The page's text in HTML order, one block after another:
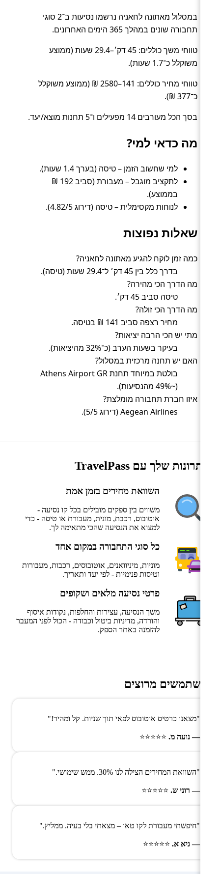
במסלול מאתונה לחאניה נרשמו נסיעות ב־2 סוגי
תחבורה שונים במהלך 365 הימים האחרונים.
טווחי משך כוללים: 45 דק׳–29.4 שעות (ממוצע
משוקלל כ־1.7 שעות).
טווחי מחיר כוללים: 141–2580 ₪ (ממוצע משוקלל
כ־377 ₪).
בסך הכל מעורבים 14 מפעילים ו־5 תחנות מוצא/יעד.
מה כדאי למי?
למי שחשוב הזמן – טיסה (בערך 1.4 שעות).
לתקציב מוגבל – מעבורת (סביב 192 ₪
בממוצע).
לנוחות מקסימלית – טיסה (דירוג 4.82/5).
שאלות נפוצות
כמה זמן לוקח להגיע מאתונה לחאניה?
בדרך כלל בין 45 דק׳ ל־29.4 שעות (טיסה).
מה הדרך הכי מהירה?
טיסה סביב 45 דק׳.
מה הדרך הכי זולה?
מחיר רצפה סביב 141 ₪ בטיסה.
מתי יש הכי הרבה יציאות?
בעיקר בשעות הערב (כ־32% מהיציאות).
האם יש תחנה מרכזית במסלול?
בולטת במיוחד תחנת Athens Airport GR
(~49% מהנסיעות).
איזו חברת תחבורה מומלצת?
Aegean Airlines (דירוג 5/5).
היתרונות שלך עם TravelPass
השוואת מחירים בזמן אמת
משווים בין ספקים מובילים בכל קו נסיעה -
אוטובוס, רכבת, מונית, מעבורת או טיסה - כדי
למצוא את הנסיעה שהכי מתאימה לך.
כל סוגי התחבורה במקום אחד
מוניות, מיניוואנים, אוטובוסים, רכבות, מעבורות
וטיסות פנימיות - לפי יעד ותאריך.
פרטי נסיעה מלאים ושקופים
משך הנסיעה, עצירות והחלפות, נקודות איסוף
והורדה, מדיניות ביטול וכבודה - הכול לפני המעבר
להזמנה באתר הספק.
משתמשים מרוצים
"מצאנו כרטיס אוטובוס לפאי תוך שניות. קל ומהיר!"
— נועה מ. ⭐⭐⭐⭐⭐
"השוואת המחירים הצילה לנו 30%. ממש שימושי."
— רוני ש. ⭐⭐⭐⭐⭐
"חיפשתי מעבורת לקו טאו – מצאתי בלי בעיה. ממליץ."
— גיא א. ⭐⭐⭐⭐⭐